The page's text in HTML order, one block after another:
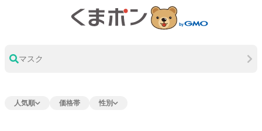
マスク
人気順 価格帯 性別